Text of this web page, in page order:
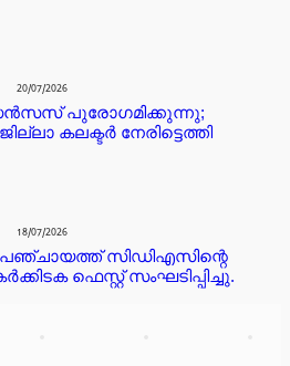
20/07/2026
പുരോഗമിക്കുന്നു;
കലക്ടര്‍ നേരിട്ടെത്തി
18/07/2026
സിഡിഎസിന്റെ
ഫെസ്റ്റ് സംഘടിപ്പിച്ചു.